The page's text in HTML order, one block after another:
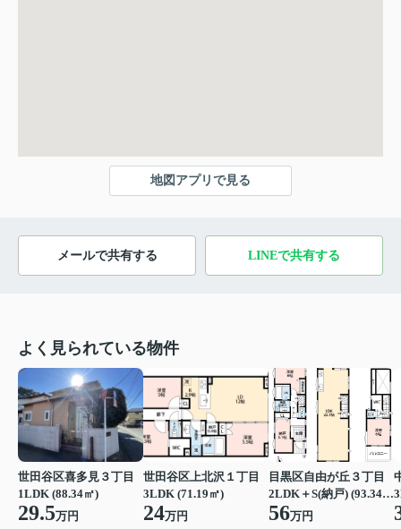
地図アプリで見る
メールで共有する LINEで共有する
よく見られている物件
世田谷区喜多見３丁目
1LDK (88.34㎡)
29.5万円
世田谷区上北沢１丁目
3LDK (71.19㎡)
24万円
目黒区自由が丘３丁目
2LDK＋S(納戸) (93.34㎡)
56万円